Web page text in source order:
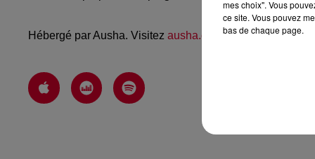
Hébergé par Ausha. Visitez ausha.co/politique-de-
mes choix". Vous
ce site. Vous pouvez
bas de chaque page.